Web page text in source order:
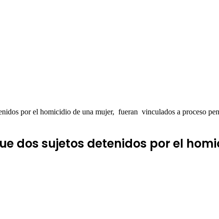
por el homicidio de una mujer, fueran vinculados a proceso
dos sujetos detenidos por el